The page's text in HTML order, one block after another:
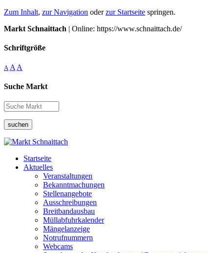
Zum Inhalt, zur Navigation oderzur Startseite springen.
Markt Schnaittach | Online: https://www.schnaittach.de/
Schriftgröße
A A A
Suche Markt
suchen
Startseite
Aktuelles
Veranstaltungen
Bekanntmachungen
Stellenangebote
Ausschreibungen
Breitbandausbau
Müllabfuhrkalender
Mängelanzeige
Notrufnummern
Webcams